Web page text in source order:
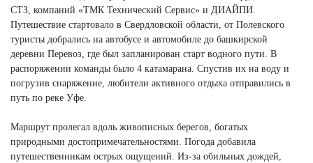
СТЗ, компаний «ТМК Технический Сервис» и ДИАЙПИ.
Путешествие стартовало в Свердловской области, от Полевского
туристы добрались на автобусе и автомобиле до башкирской
деревни Перевоз, где был запланирован старт водного пути. В
распоряжении команды было 4 катамарана. Спустив их на воду и
погрузив снаряжение, любители активного отдыха отправились в
путь по реке Уфе.
Маршрут пролегал вдоль живописных берегов, богатых
природными достопримечательностями. Погода добавила
путешественникам острых ощущений. Из-за обильных дождей,